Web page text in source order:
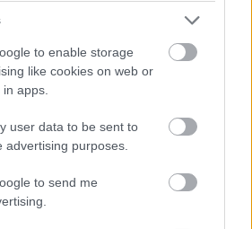
to enable storage
like cookies on web or
apps.
user data to be sent to
advertising purposes.
to send me